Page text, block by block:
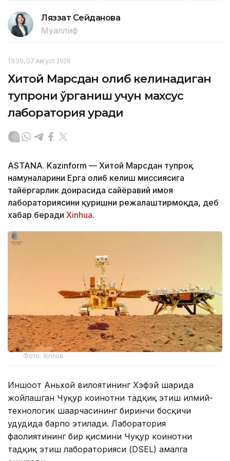
Ляззат Сейданова
Муаллиф
13:39, 07 Август 2026
Хитой Марсдан олиб келинадиган
тупроқни ўрганиш учун махсус
лаборатория қуради
ASTANA. Kazinform — Хитой Марсдан тупроқ
намуналарини Ерга олиб келиш миссиясига
тайёргарлик доирасида сайёравий ҳимоя
лабораториясини қуришни режалаштирмоқда, деб
хабар беради Xinhua.
Фото: Xinhua
Иншоот Аньхой вилоятининг Хэфэй шаҳрида
жойлашган Чуқур коинотни тадқиқ этиш илмий-
технологик шаҳарчасининг биринчи босқичи
ҳудудида барпо этилади. Лаборатория
фаолиятининг бир қисмини Чуқур коинотни
тадқиқ этиш лабораторияси (DSEL) амалга